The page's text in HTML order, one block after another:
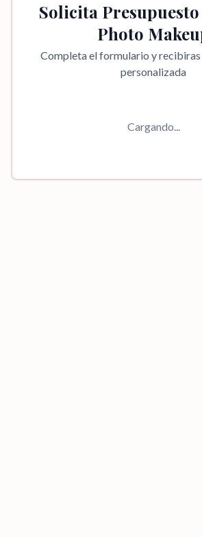
Solicita Presupuesto
Photo
Completa el formulario y recibiras
personalizada
Cargando...